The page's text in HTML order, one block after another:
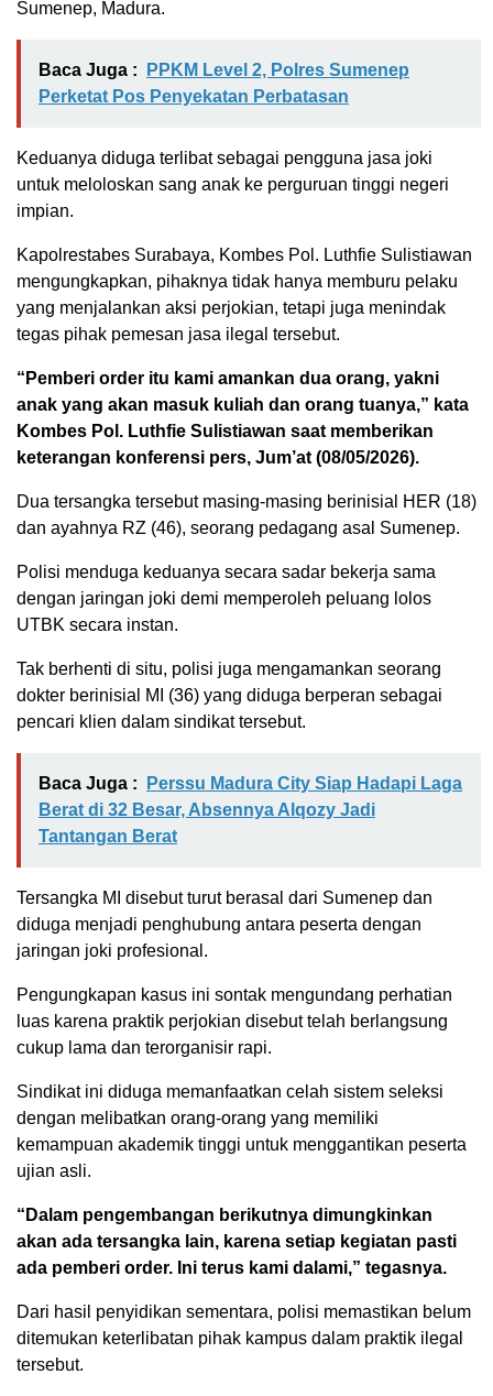
Sumenep, Madura.
Baca Juga :
PPKM Level 2, Polres Sumenep
Perketat Pos Penyekatan Perbatasan
Keduanya diduga terlibat sebagai pengguna jasa joki
untuk meloloskan sang anak ke perguruan tinggi negeri
impian.
Kapolrestabes Surabaya, Kombes Pol. Luthfie Sulistiawan
mengungkapkan, pihaknya tidak hanya memburu pelaku
yang menjalankan aksi perjokian, tetapi juga menindak
tegas pihak pemesan jasa ilegal tersebut.
“Pemberi order itu kami amankan dua orang, yakni
anak yang akan masuk kuliah dan orang tuanya,” kata
Kombes Pol. Luthfie Sulistiawan saat memberikan
keterangan konferensi pers, Jum’at (08/05/2026).
Dua tersangka tersebut masing-masing berinisial HER (18)
dan ayahnya RZ (46), seorang pedagang asal Sumenep.
Polisi menduga keduanya secara sadar bekerja sama
dengan jaringan joki demi memperoleh peluang lolos
UTBK secara instan.
Tak berhenti di situ, polisi juga mengamankan seorang
dokter berinisial MI (36) yang diduga berperan sebagai
pencari klien dalam sindikat tersebut.
Baca Juga :
Perssu Madura City Siap Hadapi Laga
Berat di 32 Besar, Absennya Alqozy Jadi
Tantangan Berat
Tersangka MI disebut turut berasal dari Sumenep dan
diduga menjadi penghubung antara peserta dengan
jaringan joki profesional.
Pengungkapan kasus ini sontak mengundang perhatian
luas karena praktik perjokian disebut telah berlangsung
cukup lama dan terorganisir rapi.
Sindikat ini diduga memanfaatkan celah sistem seleksi
dengan melibatkan orang-orang yang memiliki
kemampuan akademik tinggi untuk menggantikan peserta
ujian asli.
“Dalam pengembangan berikutnya dimungkinkan
akan ada tersangka lain, karena setiap kegiatan pasti
ada pemberi order. Ini terus kami dalami,” tegasnya.
Dari hasil penyidikan sementara, polisi memastikan belum
ditemukan keterlibatan pihak kampus dalam praktik ilegal
tersebut.